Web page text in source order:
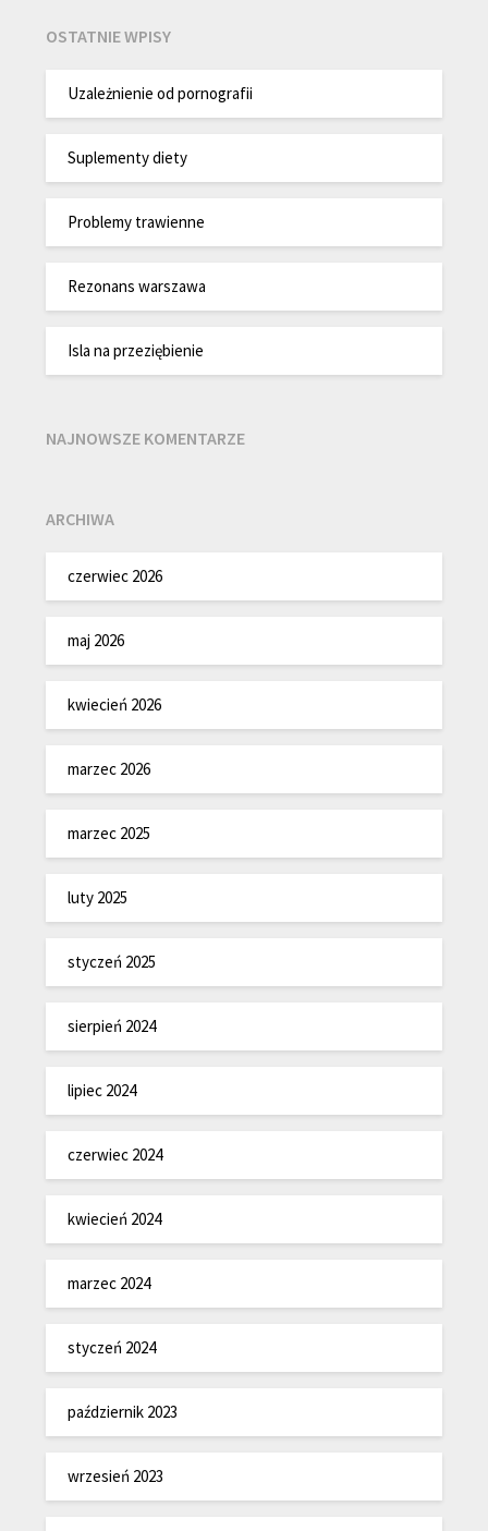
OSTATNIE WPISY
Uzależnienie od pornografii
Suplementy diety
Problemy trawienne
Rezonans warszawa
Isla na przeziębienie
NAJNOWSZE KOMENTARZE
ARCHIWA
czerwiec 2026
maj 2026
kwiecień 2026
marzec 2026
marzec 2025
luty 2025
styczeń 2025
sierpień 2024
lipiec 2024
czerwiec 2024
kwiecień 2024
marzec 2024
styczeń 2024
październik 2023
wrzesień 2023